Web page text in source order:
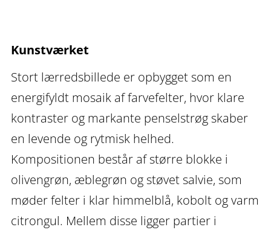
antal
Kunstværket
Stort lærredsbillede er opbygget som en
energifyldt mosaik af farvefelter, hvor klare
kontraster og markante penselstrøg skaber
en levende og rytmisk helhed.
Kompositionen består af større blokke i
olivengrøn, æblegrøn og støvet salvie, som
møder felter i klar himmelblå, kobolt og varm
citrongul. Mellem disse ligger partier i